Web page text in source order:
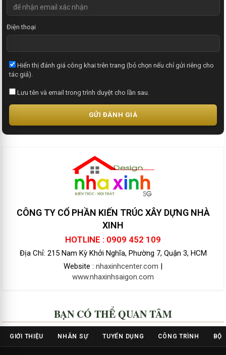
Điện thoại
Hiển thị đánh giá công khai trên trang (bỏ chọn nếu chỉ gửi riêng cho
tác giả).
Lưu tên và email trong trình duyệt cho lần sau.
GỬI ĐÁNH GIÁ
CÔNG TY CỔ PHẦN KIẾN TRÚC XÂY DỰNG NHÀ
XINH
HOTLINE : 0909 452 109
Địa Chỉ: 215 Nam Kỳ Khởi Nghĩa, Phường 7, Quận 3, HCM
Website : nhaxinhcenter.com |
www.nhaxinhsaigon.com
BẠN CÓ THỂ QUAN TÂM
GIỚI THIỆU NHÂN SỰ TUYỂN DỤNG CÔNG TRÌNH BỘ